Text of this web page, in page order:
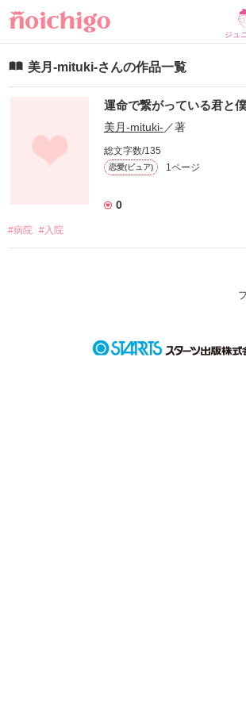
ジュ
美月-mituki-さんの作品一覧
運命で繋がっている君と僕
美月-mituki- ／著
総文字数/135
恋愛(ピュア) 1ページ
0
#病院 #入院